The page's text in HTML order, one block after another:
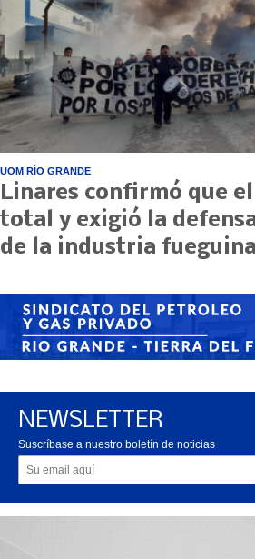
UOM RÍO GRANDE
Linares confirmó que
total y exigió la
de la industria fueguina
NEWSLETTER
Suscríbase a nuestro boletín de noticias